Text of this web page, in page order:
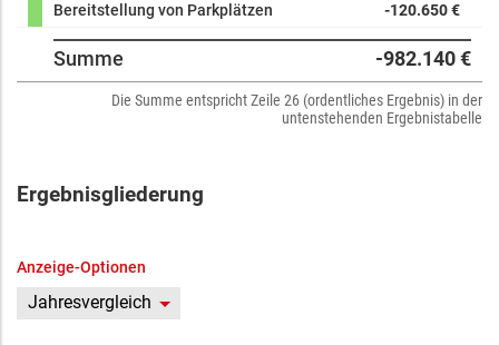
Bereitstellung von Parkplätzen -120.650 €
Summe -982.140 €
Die Summe entspricht Zeile 26 (ordentliches Ergebnis) in der
untenstehenden Ergebnistabelle
Ergebnisgliederung
Anzeige-Optionen
Jahresvergleich